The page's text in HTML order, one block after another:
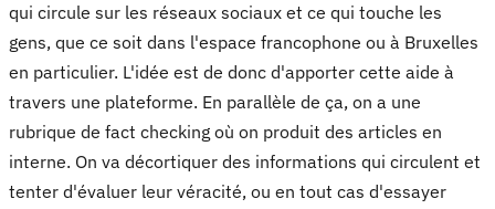
qui circule sur les réseaux sociaux et ce qui touche les
gens, que ce soit dans l'espace francophone ou à Bruxelles
en particulier. L'idée est de donc d'apporter cette aide à
travers une plateforme. En parallèle de ça, on a une
rubrique de fact checking où on produit des articles en
interne. On va décortiquer des informations qui circulent et
tenter d'évaluer leur véracité, ou en tout cas d'essayer